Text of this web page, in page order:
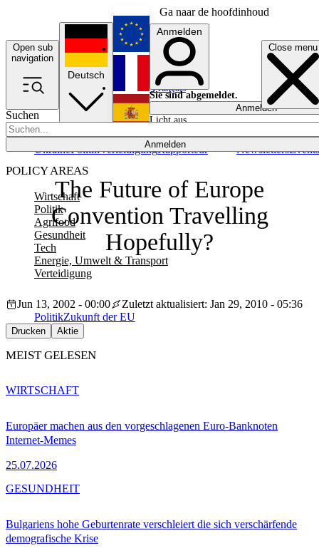
Ga naar de hoofdinhoud
Open sub
navigation
Close menu
Suchen
Anmelden
POLICY AREAS
Wirtschaft
Politik
Agrifood
Gesundheit
Tech
Energie, Umwelt & Transport
Verteidigung
UkrainePolitikVerteidigungRapporteur NewslettersEvents
Deutsch
English
Français
Anmelden
Sie sind abgemeldet.
Anmelden
Licht aus
The Future of Europe
Convention Travelling
Hopefully?
Jun 13, 2002 - 00:00
Zuletzt aktualisiert: Jan 29, 2010 - 05:36
PolitikZukunft der EU
Drucken Aktie
MEIST GELESEN
Europäer machen aus den vorgeschlagenen Euro-Banknoten
Internet-Memes
25.07.2026
WIRTSCHAFT
Bulgariens hohe Geburtenrate verschleiert die sich verschärfende
demografische Krise
GESUNDHEIT